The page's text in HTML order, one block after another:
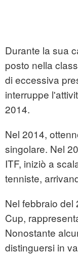
Durante la sua
posto nella
di eccessiva
interruppe
2014.
Nel 2014,
singolare. Nel
ITF, iniziò a
tenniste,
Nel febbraio del
Cup,
Nonostante
distinguersi in